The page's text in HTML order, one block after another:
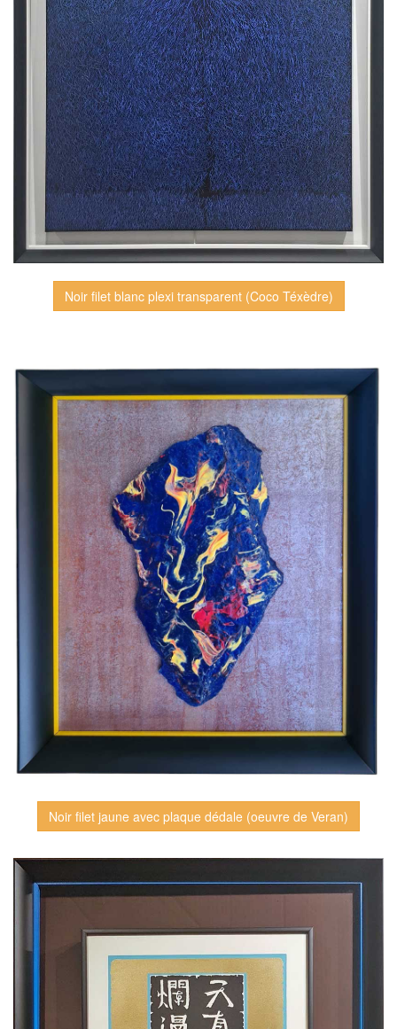
Noir filet blanc plexi transparent (Coco Téxèdre)
Noir filet jaune avec plaque dédale (oeuvre de Veran)